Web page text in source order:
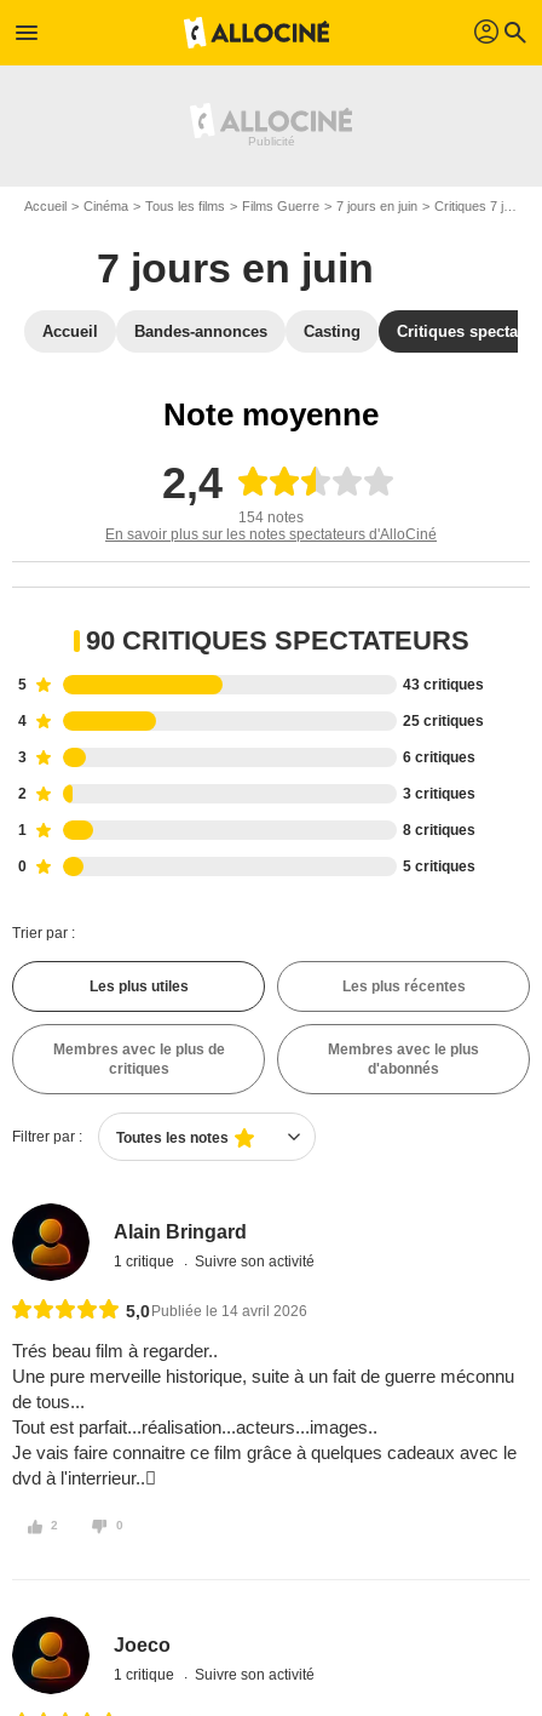
menu profil search
Accueil Cinéma Tous les films Films Guerre 7 jours en juin Critiques 7 jours en juin
7 jours en juin
Accueil Bandes-annonces Casting Critiques
Note moyenne
2,4
154 notes
En savoir plus sur les notes spectateurs d'AlloCiné
90 CRITIQUES SPECTATEURS
5 43 critiques
4 25 critiques
3 6 critiques
2 3 critiques
1 8 critiques
0 5 critiques
Trier par :
Les plus utiles Les plus récentes
Membres avec le plus de
critiques
Membres avec le plus
d'abonnés
Filtrer par : Toutes les notes
Alain Bringard
1 critique Suivre son activité
5,0 Publiée le 14 avril 2026
Trés beau film à regarder..
Une pure merveille historique, suite à un fait de guerre méconnu
de tous...
Tout est parfait...réalisation...acteurs...images..
Je vais faire connaitre ce film grâce à quelques cadeaux avec le
dvd à l'interrieur..
2 0
Joeco
1 critique Suivre son activité